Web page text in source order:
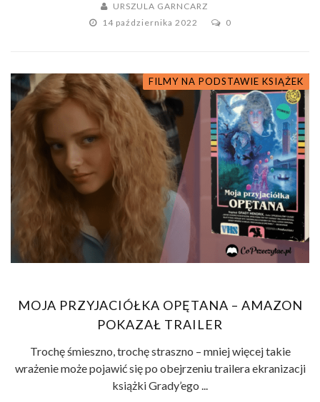
URSZULA GARNCARZ
14 października 2022
0
FILMY NA PODSTAWIE KSIĄŻEK
MOJA PRZYJACIÓŁKA OPĘTANA – AMAZON
POKAZAŁ TRAILER
Trochę śmieszno, trochę straszno – mniej więcej takie
wrażenie może pojawić się po obejrzeniu trailera ekranizacji
książki Grady’ego ...